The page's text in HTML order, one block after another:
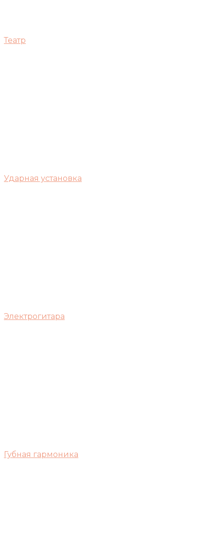
Театр
Ударная установка
Электрогитара
Губная гармоника